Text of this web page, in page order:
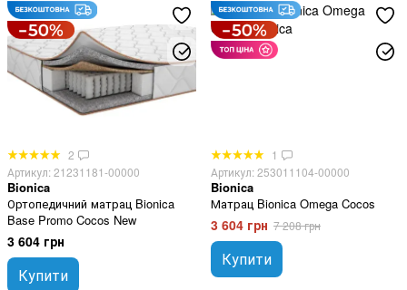
2
Артикул: 21231181-00000
Bionica
Ортопедичний матрац Bionica
Base Promo Cocos New
3 604 грн
Купити
1
Артикул: 253011104-00000
Bionica
Матрац Bionica Omega Cocos
3 604 грн 7 208 грн
Купити